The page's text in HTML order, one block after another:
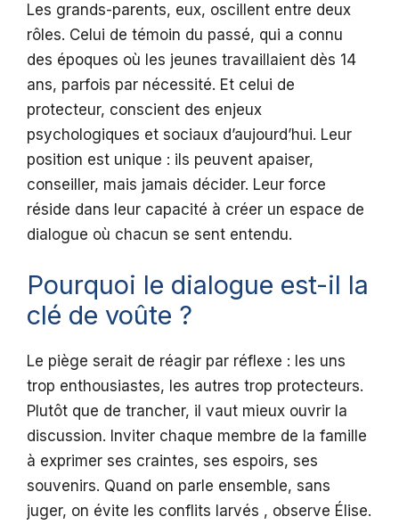
Les grands-parents, eux, oscillent entre deux
rôles. Celui de témoin du passé, qui a connu
des époques où les jeunes travaillaient dès 14
ans, parfois par nécessité. Et celui de
protecteur, conscient des enjeux
psychologiques et sociaux d’aujourd’hui. Leur
position est unique : ils peuvent apaiser,
conseiller, mais jamais décider. Leur force
réside dans leur capacité à créer un espace de
dialogue où chacun se sent entendu.
Pourquoi le dialogue est-il la
clé de voûte ?
Le piège serait de réagir par réflexe : les uns
trop enthousiastes, les autres trop protecteurs.
Plutôt que de trancher, il vaut mieux ouvrir la
discussion. Inviter chaque membre de la famille
à exprimer ses craintes, ses espoirs, ses
souvenirs. Quand on parle ensemble, sans
juger, on évite les conflits larvés , observe Élise.